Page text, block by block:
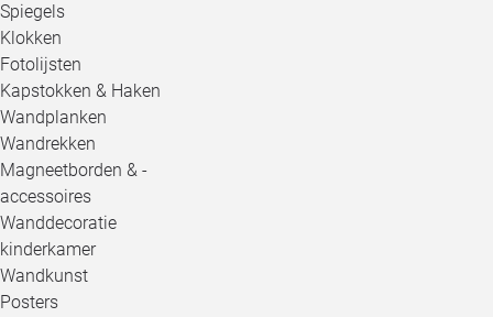
Spiegels
Klokken
Fotolijsten
Kapstokken & Haken
Wandplanken
Wandrekken
Magneetborden & -
accessoires
Wanddecoratie
kinderkamer
Wandkunst
Posters